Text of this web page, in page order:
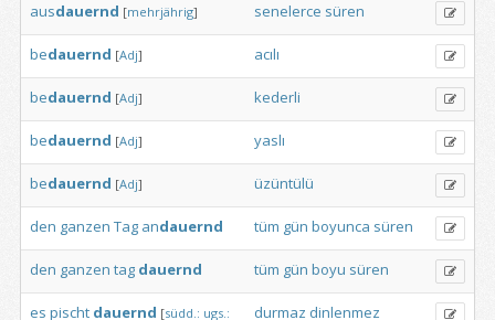
ausdauernd [mehrjährig] senelerce süren
bedauernd [Adj] acılı
bedauernd [Adj] kederli
bedauernd [Adj] yaslı
bedauernd [Adj] üzüntülü
den ganzen Tag andauernd tüm gün boyunca süren
den ganzen tag dauernd tüm gün boyu süren
es pischt dauernd [südd.: ugs.: durmaz dinlenmez